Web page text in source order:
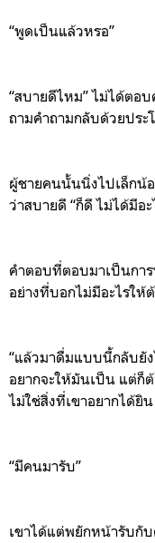
“พูดเป็นแล้วหรอ”
“สบายดีไหม” ไม่ได้ตอ
ถามคำถามกลับด้วยประ
ผู้ชายคนนั้นนิ่งไปเล็กน้
ว่าสบายดี “ก็ดี ไม่ได้มีอ
คำตอบที่ตอบมาเป็นกา
อย่างที่บอกไม่มีอะไรให้
“แล้วมาดื่มแบบนี้กลับยัง
อยากจะให้มันเป็น แต่ก็
ไม่ใช่สิ่งที่เขาอยากได้ยิน
“มคนมารับ”
เขาได้แต่พยักหน้ารับกั